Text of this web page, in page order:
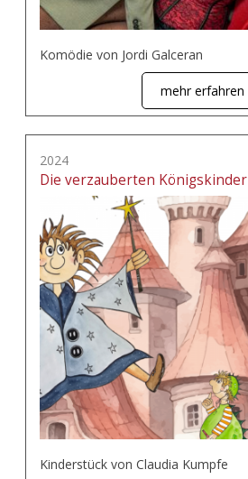
Komödie von Jordi Galceran
mehr erfahren
2024
Die verzauberten Königskinder
Kinderstück von Claudia Kumpfe